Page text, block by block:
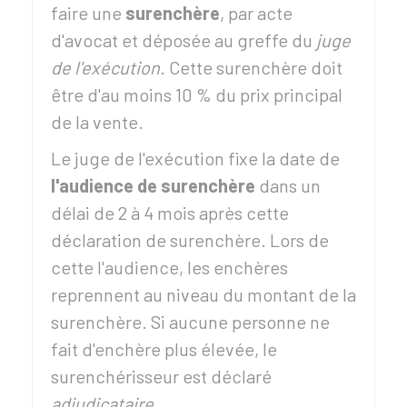
faire une surenchère, par acte
d'avocat et déposée au greffe du juge
de l'exécution. Cette surenchère doit
être d'au moins 10 % du prix principal
de la vente.
Le juge de l'exécution fixe la date de
l'audience de surenchère dans un
délai de 2 à 4 mois après cette
déclaration de surenchère. Lors de
cette l'audience, les enchères
reprennent au niveau du montant de la
surenchère. Si aucune personne ne
fait d'enchère plus élevée, le
surenchérisseur est déclaré